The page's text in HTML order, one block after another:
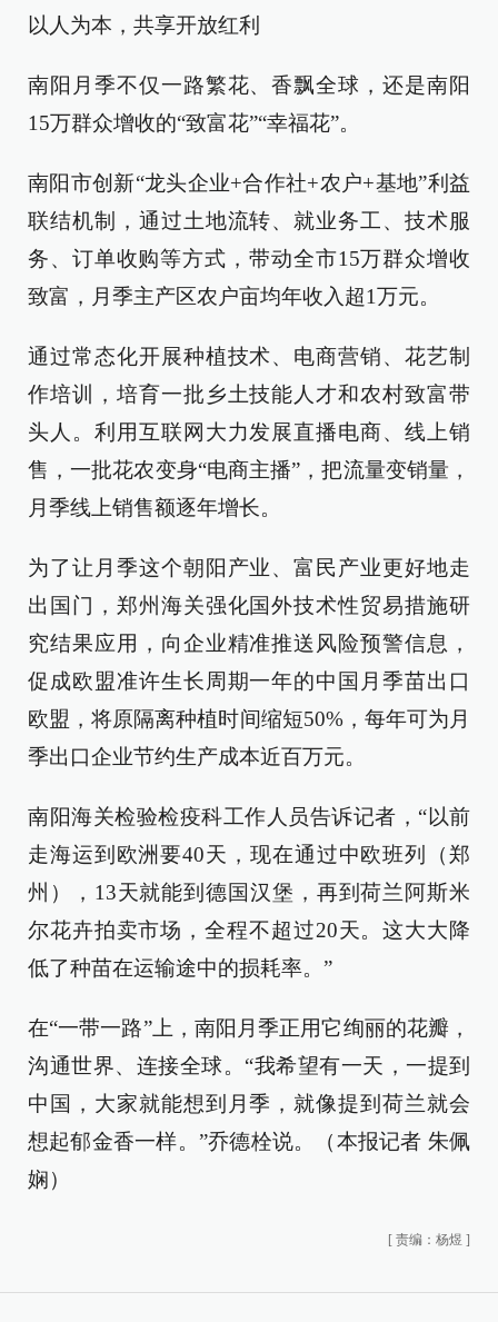
以人为本，共享开放红利
南阳月季不仅一路繁花、香飘全球，还是南阳
15万群众增收的“致富花”“幸福花”。
南阳市创新“龙头企业+合作社+农户+基地”利益
联结机制，通过土地流转、就业务工、技术服
务、订单收购等方式，带动全市15万群众增收
致富，月季主产区农户亩均年收入超1万元。
通过常态化开展种植技术、电商营销、花艺制
作培训，培育一批乡土技能人才和农村致富带
头人。利用互联网大力发展直播电商、线上销
售，一批花农变身“电商主播”，把流量变销量，
月季线上销售额逐年增长。
为了让月季这个朝阳产业、富民产业更好地走
出国门，郑州海关强化国外技术性贸易措施研
究结果应用，向企业精准推送风险预警信息，
促成欧盟准许生长周期一年的中国月季苗出口
欧盟，将原隔离种植时间缩短50%，每年可为月
季出口企业节约生产成本近百万元。
南阳海关检验检疫科工作人员告诉记者，“以前
走海运到欧洲要40天，现在通过中欧班列（郑
州），13天就能到德国汉堡，再到荷兰阿斯米
尔花卉拍卖市场，全程不超过20天。这大大降
低了种苗在运输途中的损耗率。”
在“一带一路”上，南阳月季正用它绚丽的花瓣，
沟通世界、连接全球。“我希望有一天，一提到
中国，大家就能想到月季，就像提到荷兰就会
想起郁金香一样。”乔德栓说。（本报记者 朱佩
娴）
[ 责编：杨煜 ]